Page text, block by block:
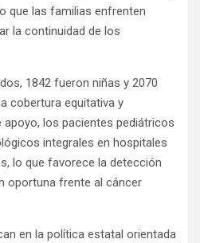
que las familias enfrenten
la continuidad de los
1842 fueron niñas y 2070
cobertura equitativa y
los pacientes pediátricos
integrales en hospitales
lo que favorece la detección
oportuna frente al cáncer
en la política estatal orientada